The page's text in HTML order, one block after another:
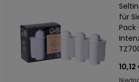
für
Pack